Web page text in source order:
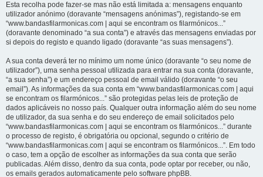
Esta recolha pode fazer-se mas não está limitada a: mensagens enquanto
utilizador anónimo (doravante “mensagens anónimas”), registando-se em
“www.bandasfilarmonicas.com | aqui se encontram os filarmónicos...”
(doravante denominado “a sua conta”) e através das mensagens enviadas por
si depois do registo e quando ligado (doravante “as suas mensagens”).
A sua conta deverá ter no mínimo um nome único (doravante “o seu nome de
utilizador”), uma senha pessoal utilizada para entrar na sua conta (doravante,
“a sua senha”) e um endereço pessoal de email válido (doravante “o seu
email”). As informações da sua conta em “www.bandasfilarmonicas.com | aqui
se encontram os filarmónicos...” são protegidas pelas leis de proteção de
dados aplicáveis no nosso país. Qualquer outra informação além do seu nome
de utilizador, da sua senha e do seu endereço de email solicitados pelo
“www.bandasfilarmonicas.com | aqui se encontram os filarmónicos...” durante
o processo de registo, é obrigatória ou opcional, segundo o critério de
“www.bandasfilarmonicas.com | aqui se encontram os filarmónicos...”. Em todo
o caso, tem a opção de escolher as informações da sua conta que serão
publicadas. Além disso, dentro da sua conta, pode optar por receber, ou não,
os emails gerados automaticamente pelo software phpBB.